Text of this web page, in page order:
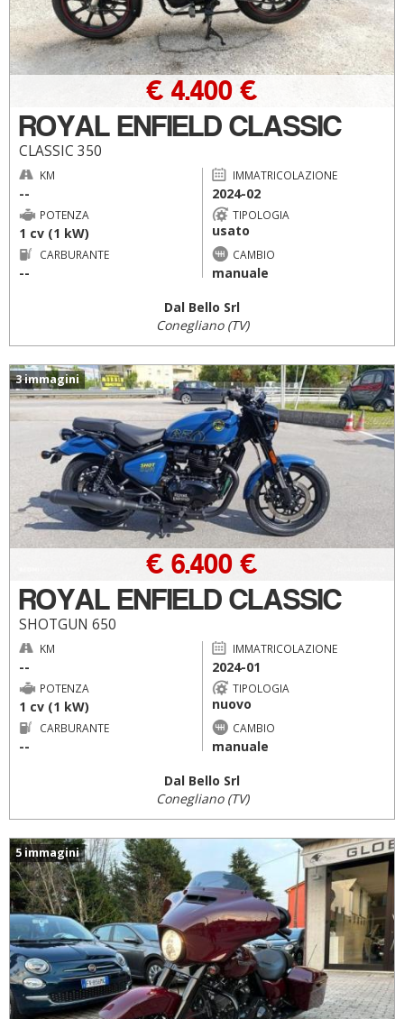
ROYAL ENFIELD CLASSIC
CLASSIC 350
€ 4.400 €
KM
--
IMMATRICOLAZIONE
2024-02
POTENZA
1 cv (1 kW)
TIPOLOGIA
usato
CARBURANTE
--
CAMBIO
manuale
Dal Bello Srl
Conegliano (TV)
3 immagini
ROYAL ENFIELD CLASSIC
SHOTGUN 650
€ 6.400 €
KM
--
IMMATRICOLAZIONE
2024-01
POTENZA
1 cv (1 kW)
TIPOLOGIA
nuovo
CARBURANTE
--
CAMBIO
manuale
Dal Bello Srl
Conegliano (TV)
5 immagini